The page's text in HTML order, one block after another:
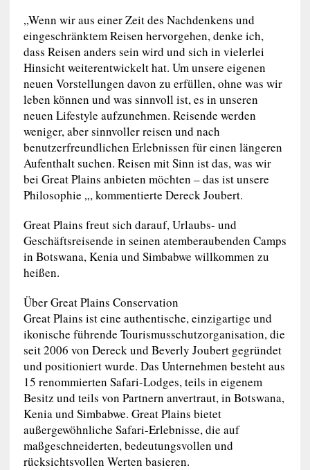
„Wenn wir aus einer Zeit des Nachdenkens und
eingeschränktem Reisen hervorgehen, denke ich,
dass Reisen anders sein wird und sich in vielerlei
Hinsicht weiterentwickelt hat. Um unsere eigenen
neuen Vorstellungen davon zu erfüllen, ohne was wir
leben können und was sinnvoll ist, es in unseren
neuen Lifestyle aufzunehmen. Reisende werden
weniger, aber sinnvoller reisen und nach
benutzerfreundlichen Erlebnissen für einen längeren
Aufenthalt suchen. Reisen mit Sinn ist das, was wir
bei Great Plains anbieten möchten – das ist unsere
Philosophie „, kommentierte Dereck Joubert.
Great Plains freut sich darauf, Urlaubs- und
Geschäftsreisende in seinen atemberaubenden Camps
in Botswana, Kenia und Simbabwe willkommen zu
heißen.
Über Great Plains Conservation
Great Plains ist eine authentische, einzigartige und
ikonische führende Tourismusschutzorganisation, die
seit 2006 von Dereck und Beverly Joubert gegründet
und positioniert wurde. Das Unternehmen besteht aus
15 renommierten Safari-Lodges, teils in eigenem
Besitz und teils von Partnern anvertraut, in Botswana,
Kenia und Simbabwe. Great Plains bietet
außergewöhnliche Safari-Erlebnisse, die auf
maßgeschneiderten, bedeutungsvollen und
rücksichtsvollen Werten basieren.